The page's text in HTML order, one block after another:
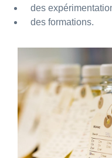
des
des formations.